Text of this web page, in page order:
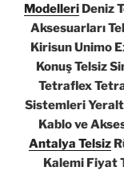
Modelleri Deniz
Aksesuarları
Kirisun Unimo
Konuş Telsiz
Tetraflex
Sistemleri
Kablo ve
Antalya Telsiz
Kalemi Fiyat